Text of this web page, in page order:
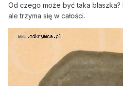
Od czego może być taka blaszka?
ale trzyma się w całości.